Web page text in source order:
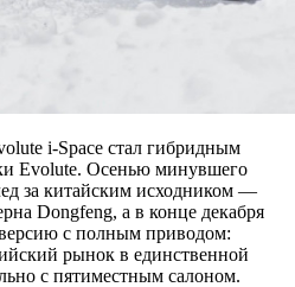
i-Space стал гибридным
Evolute. Осенью минувшего
за китайским исходником —
Dongfeng, а в конце декабря
с полным приводом:
рынок в единственной
с пятиместным салоном.